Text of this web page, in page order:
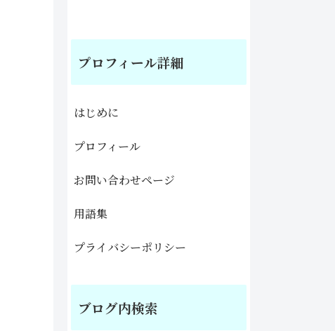
プロフィール詳細
はじめに
プロフィール
お問い合わせページ
用語集
プライバシーポリシー
ブログ内検索